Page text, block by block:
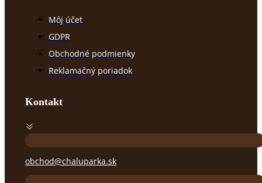
Môj účet
GDPR
Obchodné podmienky
Reklamačný poriadok
Kontakt
obchod@chaluparka.sk